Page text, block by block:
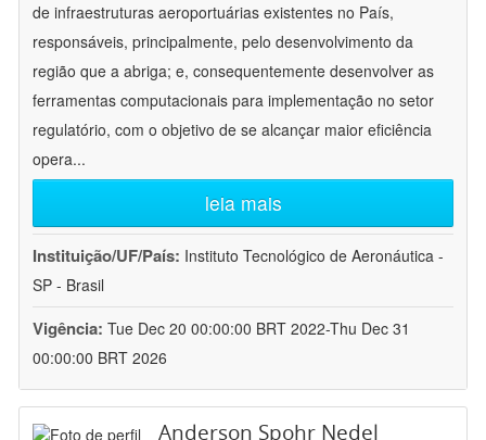
de infraestruturas aeroportuárias existentes no País,
responsáveis, principalmente, pelo desenvolvimento da
região que a abriga; e, consequentemente desenvolver as
ferramentas computacionais para implementação no setor
regulatório, com o objetivo de se alcançar maior eficiência
opera...
leia mais
Instituição/UF/País: Instituto Tecnológico de Aeronáutica -
SP - Brasil
Vigência: Tue Dec 20 00:00:00 BRT 2022-Thu Dec 31
00:00:00 BRT 2026
Anderson Spohr Nedel